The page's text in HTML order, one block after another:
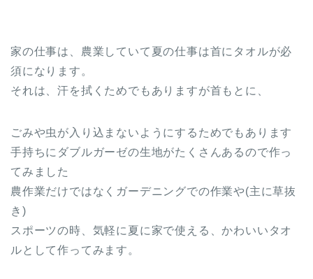
家の仕事は、農業していて夏の仕事は首にタオルが必
須になります。
それは、汗を拭くためでもありますが首もとに、
ごみや虫が入り込まないようにするためでもあります
手持ちにダブルガーゼの生地がたくさんあるので作っ
てみました
農作業だけではなくガーデニングでの作業や(主に草抜
き)
スポーツの時、気軽に夏に家で使える、かわいいタオ
ルとして作ってみます。